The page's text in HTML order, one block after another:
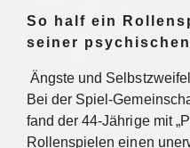
So half ein
seiner
Ängste und
Bei der Spiel-
fand der 44-Jährige mit
Rollenspielen einen